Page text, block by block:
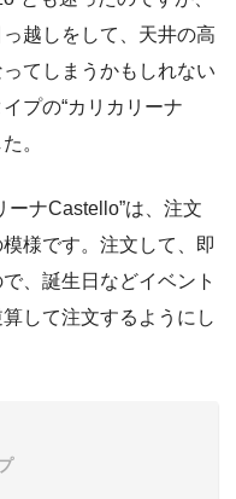
越しをして、天井の高
てしまうかもしれない
プの“カリカリーナ
。
ーナCastello”は、注文
様です。注文して、即
、誕生日などイベント
して注文するようにし